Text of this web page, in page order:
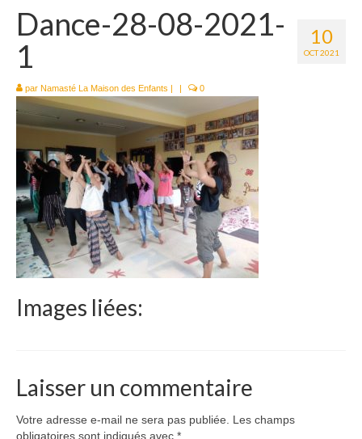
Présentation
Historique
Le Népal
Documents
Parrainages
Missions 2023
Actualités
Nous contacter
10
OCT 2021
Dance-28-08-2021-
1
par Namasté La Maison des Enfants | | 0
Images liées:
Laisser un commentaire
Votre adresse e-mail ne sera pas publiée.
Les champs
obligatoires sont indiqués avec *